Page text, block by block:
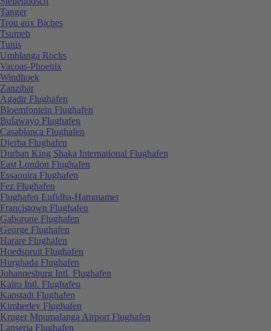
Tanger
Trou aux Biches
Tsumeb
Tunis
Umhlanga Rocks
Vacoas-Phoenix
Windhoek
Zanzibar
Agadir Flughafen
Bloemfontein Flughafen
Bulawayo Flughafen
Casablanca Flughafen
Djerba Flughafen
Durban King Shaka International Flughafen
East London Flughafen
Essaouira Flughafen
Fez Flughafen
Flughafen Enfidha-Hammamet
Francistown Flughafen
Gaborone Flughafen
George Flughafen
Harare Flughafen
Hoedspruit Flughafen
Hurghada Flughafen
Johannesburg Intl. Flughafen
Kairo Intl. Flughafen
Kapstadt Flughafen
Kimberley Flughafen
Kruger Mpumalanga Airport Flughafen
Lanseria Flughafen